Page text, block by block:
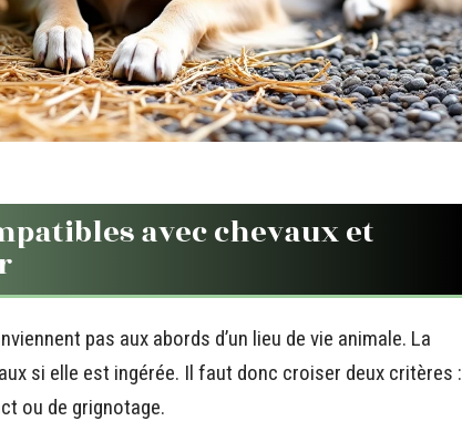
avec chevaux et
pas aux abords d’un lieu de vie animale. La
si elle est ingérée. Il faut donc croiser deux critères :
ou de grignotage.